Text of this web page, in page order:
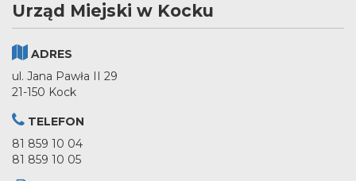
Urząd Miejski w Kocku
ADRES
ul. Jana Pawła II 29
21-150 Kock
TELEFON
81 859 10 04
81 859 10 05